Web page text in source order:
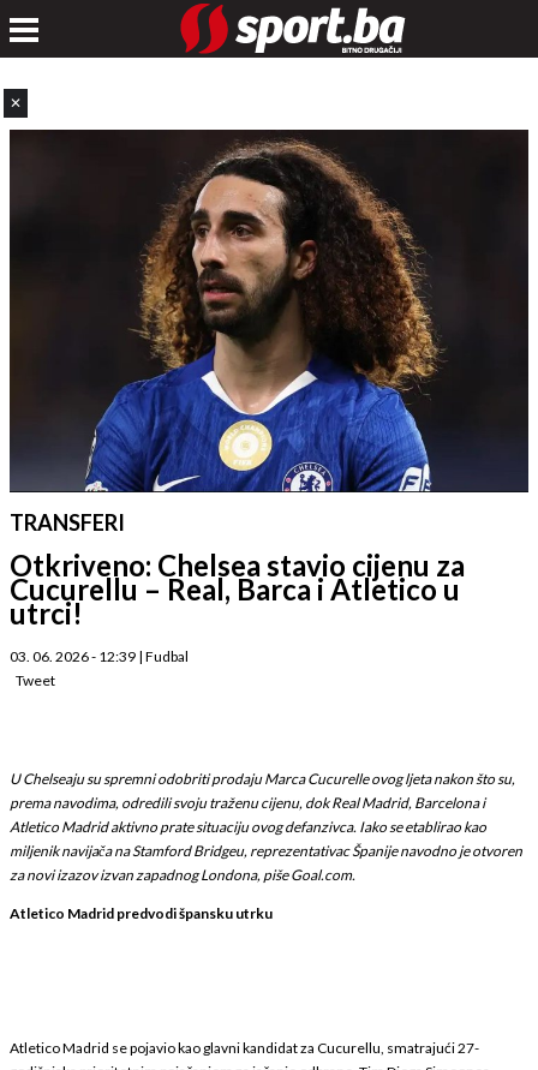
✕
TRANSFERI
Otkriveno: Chelsea stavio cijenu za
Cucurellu – Real, Barca i Atletico u
utrci!
03. 06. 2026 - 12:39 | Fudbal
Tweet
U Chelseaju su spremni odobriti prodaju Marca Cucurelle ovog ljeta nakon što su,
prema navodima, odredili svoju traženu cijenu, dok Real Madrid, Barcelona i
Atletico Madrid aktivno prate situaciju ovog defanzivca. Iako se etablirao kao
miljenik navijača na Stamford Bridgeu, reprezentativac Španije navodno je otvoren
za novi izazov izvan zapadnog Londona, piše Goal.com.
Atletico Madrid predvodi špansku utrku
Atletico Madrid se pojavio kao glavni kandidat za Cucurellu, smatrajući 27-